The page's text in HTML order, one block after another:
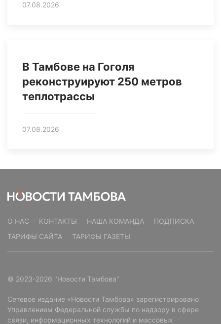
07.08.2026
В Тамбове на Гоголя
реконструируют 250 метров
теплотрассы
07.08.2026
О НАС КОНТАКТЫ НАША КОМАНДА
ПОДПИСКА
ТАРИФЫ САЙТА
ТАРИФЫ ГАЗЕТЫ
© 2023-2026 "Новости Тамбова"
Сетевое издание «Новости Тамбова» зарегистрировано
Управлением Федеральной службы по надзору в сфере
связи, информационных технологий и массовых